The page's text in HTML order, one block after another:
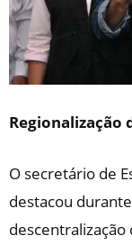
Regionalização
O secretário de
destacou
descentralização